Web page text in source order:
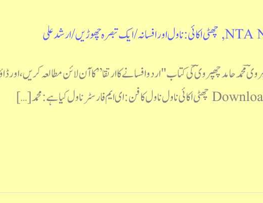
NTA
, چھٹی اکائی : ناول اور افسانہ/ایک تبصرہ چھوڑیں/ارشد علی
چھپرویؔ محمد حامد چھپرویؔ کی کتاب "اردو افسانے کا ارتقا ” کا آن لائن مطالعہ